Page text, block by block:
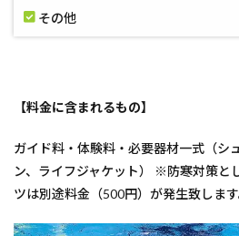
その他
【料金に含まれるもの】
ガイド料・体験料・必要器材一式（シ
ン、ライフジャケット） ※防寒対策と
ツは別途料金（500円）が発生致します